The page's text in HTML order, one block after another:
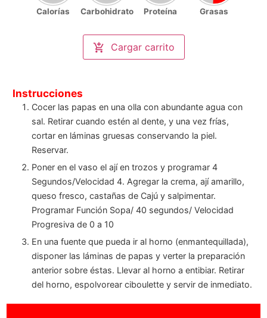
Calorías Carbohidrato Proteína Grasas
Nutrición por porción(8)
Calorías 469/2000kcal
Carbohidrato
30/250gr
Cargar carrito
Instrucciones
Cocer las papas en una olla con abundante agua con
sal. Retirar cuando estén al dente, y una vez frías,
cortar en láminas gruesas conservando la piel.
Reservar.
Poner en el vaso el ají en trozos y programar 4
Segundos/Velocidad 4. Agregar la crema, ají amarillo,
queso fresco, castañas de Cajú y salpimentar.
Programar Función Sopa/ 40 segundos/ Velocidad
Progresiva de 0 a 10
En una fuente que pueda ir al horno (enmantequillada),
disponer las láminas de papas y verter la preparación
anterior sobre éstas. Llevar al horno a entibiar. Retirar
del horno, espolvorear ciboulette y servir de inmediato.